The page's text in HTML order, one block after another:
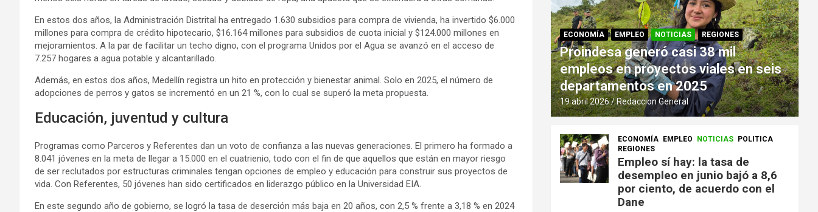
En estos dos años, la Administración Distrital ha entregado 1.630 subsidios para compra de vivienda, ha invertido $6.000
millones para compra de crédito hipotecario, $16.164 millones para subsidios de cuota inicial y $124.000 millones en
mejoramientos. A la par de facilitar un techo digno, con el programa Unidos por el Agua se avanzó en el acceso de
7.257 hogares a agua potable y alcantarillado.
Además, en estos dos años, Medellín registra un hito en protección y bienestar animal. Solo en 2025, el número de
adopciones de perros y gatos se incrementó en un 21 %, con lo cual se superó la meta propuesta.
Educación, juventud y cultura
Programas como Parceros y Referentes dan un voto de confianza a las nuevas generaciones. El primero ha formado a
8.041 jóvenes en la meta de llegar a 15.000 en el cuatrienio, todo con el fin de que aquellos que están en mayor riesgo
de ser reclutados por estructuras criminales tengan opciones de empleo y educación para construir sus proyectos de
vida. Con Referentes, 50 jóvenes han sido certificados en liderazgo público en la Universidad EIA.
En este segundo año de gobierno, se logró la tasa de deserción más baja en 20 años, con 2,5 % frente a 3,18 % en 2024
ECONOMÍA EMPLEO NOTICIAS REGIONES
Proindesa generó casi 38 mil
empleos en proyectos viales en seis
departamentos en 2025
19 abril 2026 Redaccion General
ECONOMÍA EMPLEO NOTICIAS
POLITICA
REGIONES
Empleo sí hay: la tasa de
desempleo en junio bajó a 8,6
por ciento, de acuerdo con el
Dane